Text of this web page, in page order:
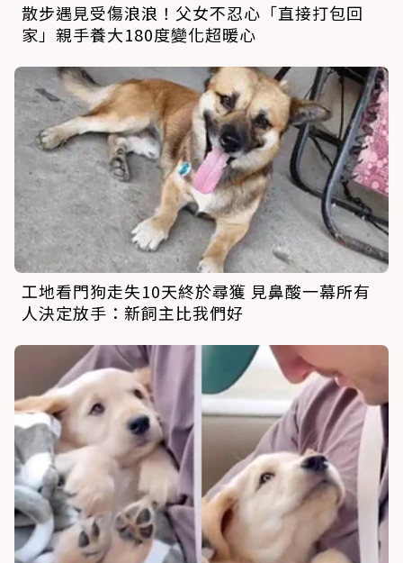
散步遇見受傷浪浪！父女不忍心「直接打包回
家」親手養大180度變化超暖心
工地看門狗走失10天終於尋獲 見鼻酸一幕所有
人決定放手：新飼主比我們好